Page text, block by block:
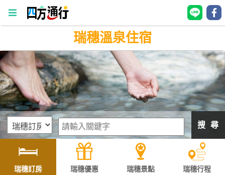
四
方
通
行
訂
房
灣
訂
瑞穗溫泉住宿
搜 尋
瑞穗訂房 瑞穗優惠 瑞穗景點 瑞穗行程